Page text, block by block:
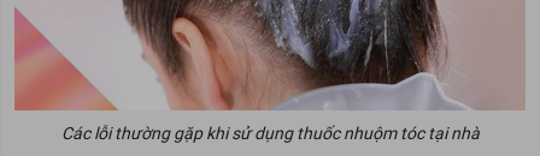
Các lỗi thường gặp khi sử dụng thuốc nhuộm tóc tại nhà